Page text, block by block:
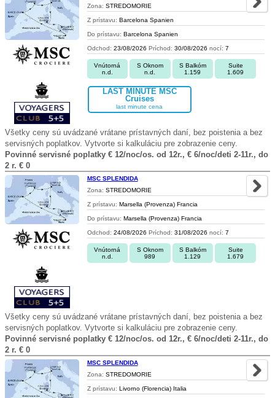
Zona: STREDOMORIE
Z prístavu: Barcelona Spanien
Do prístavu: Barcelona Spanien
Odchod: 23/08/2026 Príchod: 30/08/2026 nocí: 7
Vnútorná
n.d.
S Oknom
n.d.
S Balkóm
1.159
Suite
1.609
LAST MINUTE MSC
Cruises
last minute cena
Všetky ceny sú uvádzané vrátane prístavných daní, bez poistenia a bez
servisných poplatkov. Vytvorte si kalkuláciu pre zobrazenie ceny.
Povinné servisné poplatky € 12/noc/os. od 12r., € 6/noc/deti 2-11r., do
2 r. € 0
MSC SPLENDIDA
Zona: STREDOMORIE
Z prístavu: Marsella (Provenza) Francia
Do prístavu: Marsella (Provenza) Francia
Odchod: 24/08/2026 Príchod: 31/08/2026 nocí: 7
Vnútorná
n.d.
S Oknom
989
S Balkóm
1.129
Suite
1.679
Všetky ceny sú uvádzané vrátane prístavných daní, bez poistenia a bez
servisných poplatkov. Vytvorte si kalkuláciu pre zobrazenie ceny.
Povinné servisné poplatky € 12/noc/os. od 12r., € 6/noc/deti 2-11r., do
2 r. € 0
MSC SPLENDIDA
Zona: STREDOMORIE
Z prístavu: Livorno (Florencia) Italia